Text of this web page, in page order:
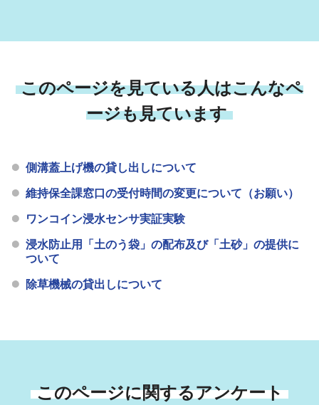
このページを見ている人はこんなペ
ージも見ています
側溝蓋上げ機の貸し出しについて
維持保全課窓口の受付時間の変更について（お願い）
ワンコイン浸水センサ実証実験
浸水防止用「土のう袋」の配布及び「土砂」の提供に
ついて
除草機械の貸出しについて
このページに関するアンケート